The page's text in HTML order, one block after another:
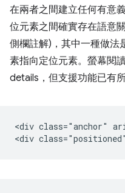
在兩者之間建立任何有意
位元素之間確實存在語意
側欄註解)，其中一種做法
素指向定位元素。螢幕閱
details，但支援功能已有所
<div class="anchor"